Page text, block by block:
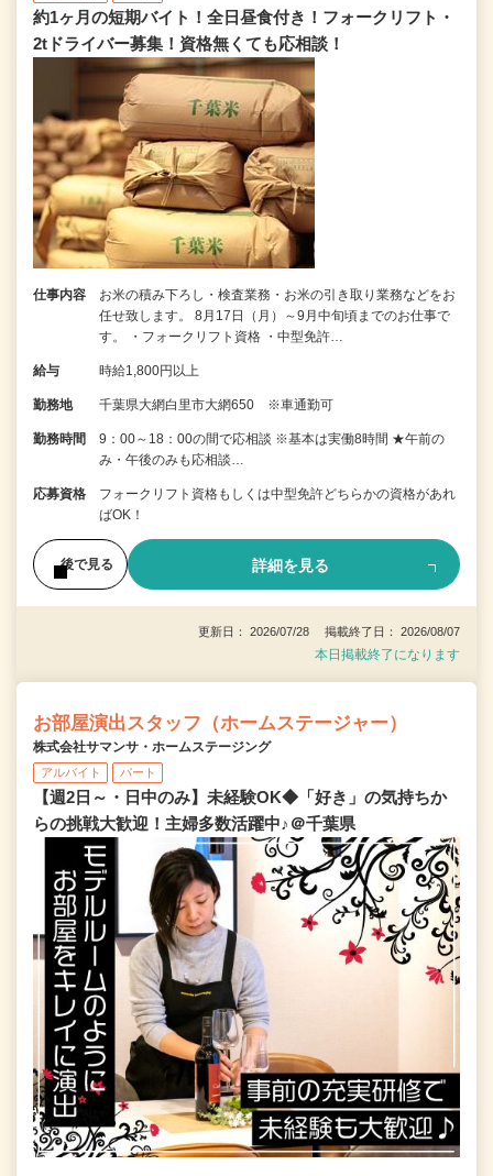
約1ヶ月の短期バイト！全日昼食付き！フォークリフト・
2tドライバー募集！資格無くても応相談！
仕事内容
お米の積み下ろし・検査業務・お米の引き取り業務などをお
任せ致します。 8月17日（月）～9月中旬頃までのお仕事で
す。 ・フォークリフト資格 ・中型免許…
給与 時給1,800円以上
勤務地 千葉県大網白里市大網650 ※車通勤可
勤務時間
9：00～18：00の間で応相談 ※基本は実働8時間 ★午前の
み・午後のみも応相談…
応募資格
フォークリフト資格もしくは中型免許どちらかの資格があれ
ばOK！
後で見る 詳細を見る
更新日： 2026/07/28 掲載終了日： 2026/08/07
本日掲載終了になります
お部屋演出スタッフ（ホームステージャー）
株式会社サマンサ・ホームステージング
アルバイト パート
【週2日～・日中のみ】未経験OK◆「好き」の気持ちか
らの挑戦大歓迎！主婦多数活躍中♪＠千葉県